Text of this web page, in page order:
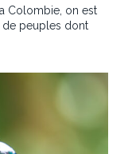
Colombie, on est
de peuples dont